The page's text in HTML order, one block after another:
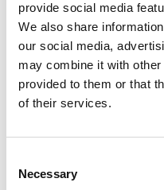
provide social media
We also share
our social media,
may combine it with
provided to them or that
of their services.
Selection
Necessary
From 604 € per day